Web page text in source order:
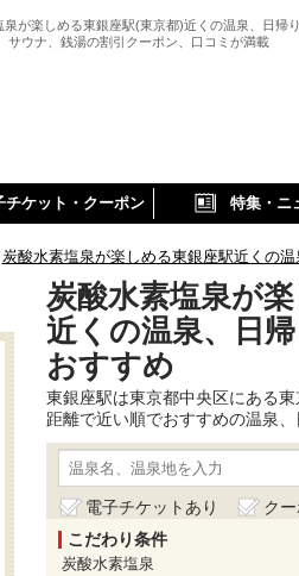
泉が楽しめる東銀座駅(東京都)近くの温泉、日帰
サウナ、銭湯の割引クーポン、口コミが満載
チケット・クーポン 特集・ニ
炭酸水素塩泉が楽しめる東銀座駅近くの
炭酸水素塩泉が
近くの温泉、日
おすすめ
東銀座駅は東京都中央区にある
距離で近い順でおすすめの温泉
電子チケットあり ク
こだわり条件
炭酸水素塩泉